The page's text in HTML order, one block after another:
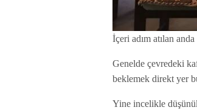
İçeri adım atılan
Genelde çevredeki
beklemek direkt yer
Yine incelikle